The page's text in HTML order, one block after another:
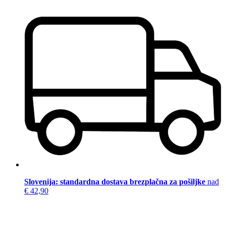
Slovenija: standardna dostava brezplačna za pošiljke nad
€ 42,90